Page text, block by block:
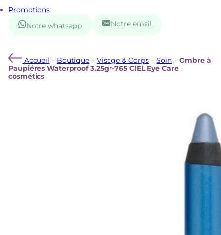
Promotions
Notre whatsapp
Notre email
Accueil - Boutique - Visage & Corps - Soin - Ombre à
Paupiéres Waterproof 3.25gr-765 CIEL Eye Care
cosmétics